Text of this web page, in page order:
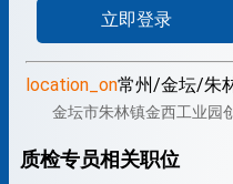
立即登录
location_on常州/金坛/朱
金坛市朱林镇金西工业园
质检专员相关职位